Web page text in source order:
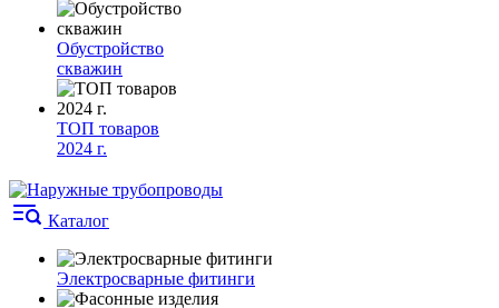
Обустройство
скважин
ТОП товаров
2024 г.
Каталог
Электросварные фитинги